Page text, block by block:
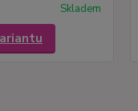
Skladem